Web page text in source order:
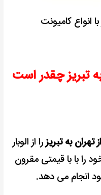
انواع کامیونت
تبریز چقدر است
به تبریزرا از الوبار
را با با قیمتی مقرون
انجام می دهد.